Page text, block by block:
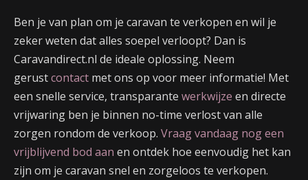
Ben je van plan om je caravan te verkopen en wil je
zeker weten dat alles soepel verloopt? Dan is
Caravandirect.nl de ideale oplossing. Neem
gerustcontact met ons op voor meer informatie! Met
een snelle service, transparante werkwijze en directe
vrijwaring ben je binnen no-time verlost van alle
zorgen rondom de verkoop. Vraag vandaag nog een
vrijblijvend bod aan en ontdek hoe eenvoudig het kan
zijn om je caravan snel en zorgeloos te verkopen.